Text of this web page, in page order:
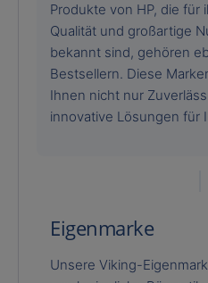
Produkte von HP, die für
Qualität und großartige
bekannt sind, gehören
Bestsellern. Diese
Ihnen nicht nur
innovative Lösungen für
Eigenmarke
Unsere Viking-